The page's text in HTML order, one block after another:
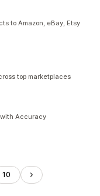
to Amazon, eBay, Etsy
top marketplaces
Accuracy
10